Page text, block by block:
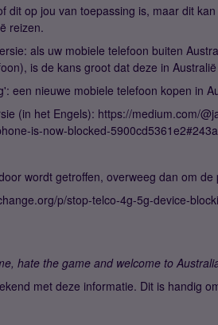
dit op jou van toepassing is, maar dit
reizen.
als uw mobiele telefoon buiten
is de kans groot dat deze in
een nieuwe mobiele telefoon kopen in
(in het Engels): https://medium.com/
is-now-blocked-5900cd5361e2#243a
wordt getroffen, overweeg dan om
p/stop-telco-4g-5g-device-
hate the game and welcome to
met deze informatie. Dit is handig